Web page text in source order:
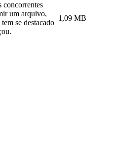
concorrentes
um arquivo,
se destacado
1,09 MB